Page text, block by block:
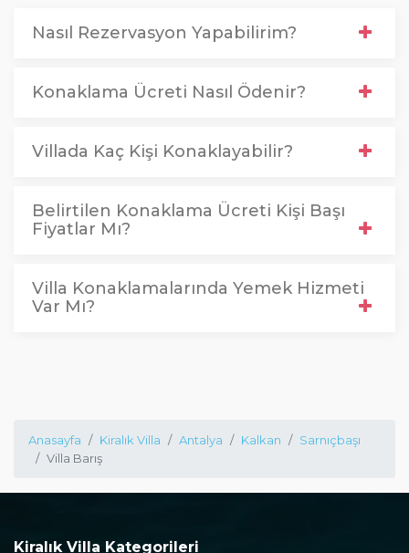
Nasıl Rezervasyon Yapabilirim?
Konaklama Ücreti Nasıl Ödenir?
Villada Kaç Kişi Konaklayabilir?
Belirtilen Konaklama Ücreti Kişi Başı
Fiyatlar Mı?
Villa Konaklamalarında Yemek Hizmeti
Var Mı?
Anasayfa Kiralık Villa Antalya Kalkan
Sarnıçbaşı
Villa Barış
Kiralık Villa Kategorileri